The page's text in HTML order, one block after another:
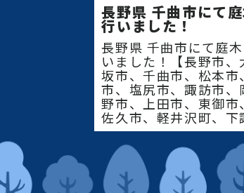
長野県 千曲市にて
行いました！
長野県 千曲市にて庭
いました！【長野市、
坂市、千曲市、松本市
市、塩尻市、諏訪市、
野市、上田市、東御市
佐久市、軽井沢町、下
和町、立科町、御代